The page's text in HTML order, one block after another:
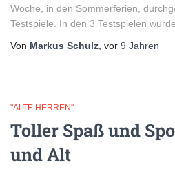
Woche, in den Sommerferien,
Testspiele. In den 3 Testspielen
Von Markus Schulz , vor 9 Jahren
"ALTE HERREN"
Toller Spaß und
und Alt